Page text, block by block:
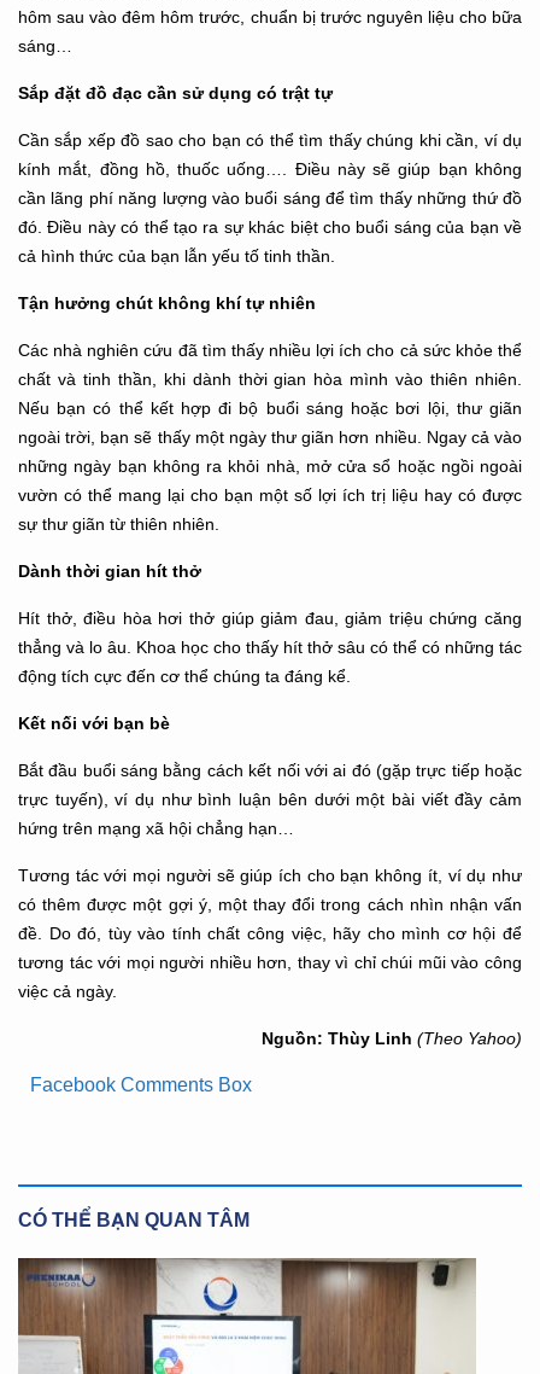
hôm sau vào đêm hôm trước, chuẩn bị trước nguyên liệu cho bữa
sáng…
Sắp đặt đồ đạc cần sử dụng có trật tự
Cần sắp xếp đồ sao cho bạn có thể tìm thấy chúng khi cần, ví dụ
kính mắt, đồng hồ, thuốc uống…. Điều này sẽ giúp bạn không
cần lãng phí năng lượng vào buổi sáng để tìm thấy những thứ đồ
đó. Điều này có thể tạo ra sự khác biệt cho buổi sáng của bạn về
cả hình thức của bạn lẫn yếu tố tinh thần.
Tận hưởng chút không khí tự nhiên
Các nhà nghiên cứu đã tìm thấy nhiều lợi ích cho cả sức khỏe thể
chất và tinh thần, khi dành thời gian hòa mình vào thiên nhiên.
Nếu bạn có thể kết hợp đi bộ buổi sáng hoặc bơi lội, thư giãn
ngoài trời, bạn sẽ thấy một ngày thư giãn hơn nhiều. Ngay cả vào
những ngày bạn không ra khỏi nhà, mở cửa sổ hoặc ngồi ngoài
vườn có thể mang lại cho bạn một số lợi ích trị liệu hay có được
sự thư giãn từ thiên nhiên.
Dành thời gian hít thở
Hít thở, điều hòa hơi thở giúp giảm đau, giảm triệu chứng căng
thẳng và lo âu. Khoa học cho thấy hít thở sâu có thể có những tác
động tích cực đến cơ thể chúng ta đáng kể.
Kết nối với bạn bè
Bắt đầu buổi sáng bằng cách kết nối với ai đó (gặp trực tiếp hoặc
trực tuyến), ví dụ như bình luận bên dưới một bài viết đầy cảm
hứng trên mạng xã hội chẳng hạn…
Tương tác với mọi người sẽ giúp ích cho bạn không ít, ví dụ như
có thêm được một gợi ý, một thay đổi trong cách nhìn nhận vấn
đề. Do đó, tùy vào tính chất công việc, hãy cho mình cơ hội để
tương tác với mọi người nhiều hơn, thay vì chỉ chúi mũi vào công
việc cả ngày.
Nguồn: Thùy Linh (Theo Yahoo)
Facebook Comments Box
CÓ THỂ BẠN QUAN TÂM